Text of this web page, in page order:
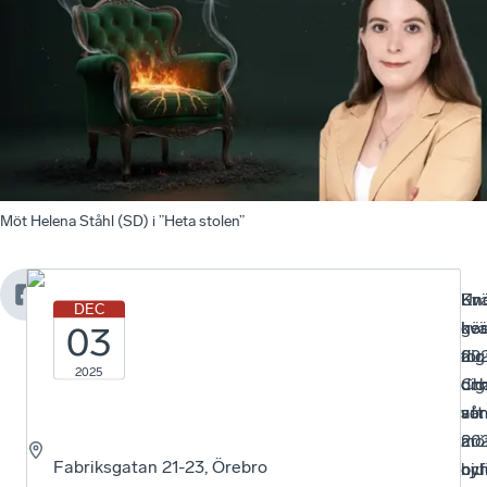
Möt Helena Ståhl (SD) i ”Heta stolen”
DEC
03
2025
Fabriksgatan 21-23, Örebro
ger
att
En
för
dig
är